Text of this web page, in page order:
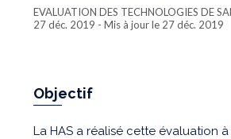
EVALUATION DES TECHNOLOGIES DE
27 déc. 2019 - Mis à jour le 27 déc. 2019
Objectif
La HAS a réalisé cette évaluation